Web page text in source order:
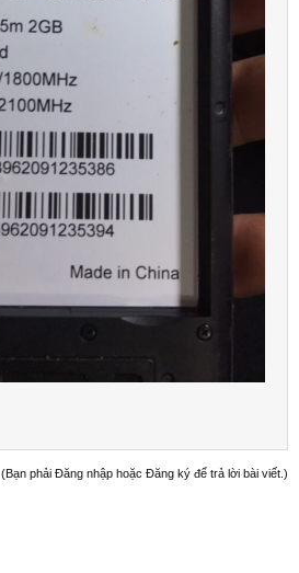
(Bạn phải Đăng nhập hoặc Đăng ký để trả lời bài viết.)